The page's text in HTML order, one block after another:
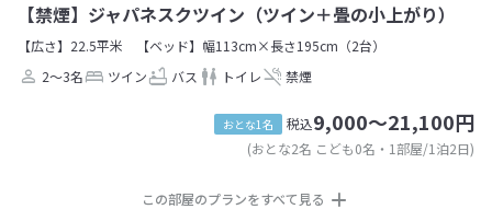
【禁煙】ジャパネスクツイン（ツイン＋畳の小上がり）
【広さ】22.5平米
【ベッド】幅113cm×長さ195cm（2台）
2～3名
ツイン バス トイレ 禁煙
おとな1名 税込9,000～21,100円
(おとな2名 こども0名・1部屋/1泊2日)
この部屋のプランをすべて見る